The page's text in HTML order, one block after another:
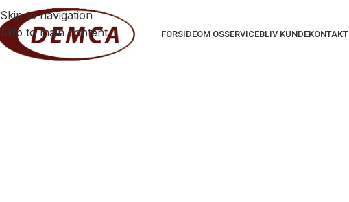
Skip to navigation
Skip to main content
FORSIDEOM OSSERVICEBLIV KUNDEKONTAKT